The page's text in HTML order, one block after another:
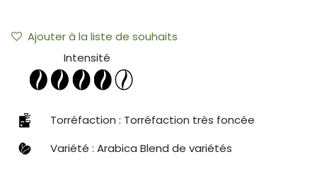
Ajouter à la liste de souhaits
Intensité
Torréfaction : Torréfaction très foncée
Variété : Arabica Blend de variétés